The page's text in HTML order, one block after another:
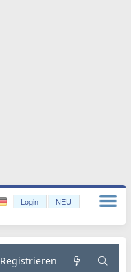
Login NEU
Registrieren